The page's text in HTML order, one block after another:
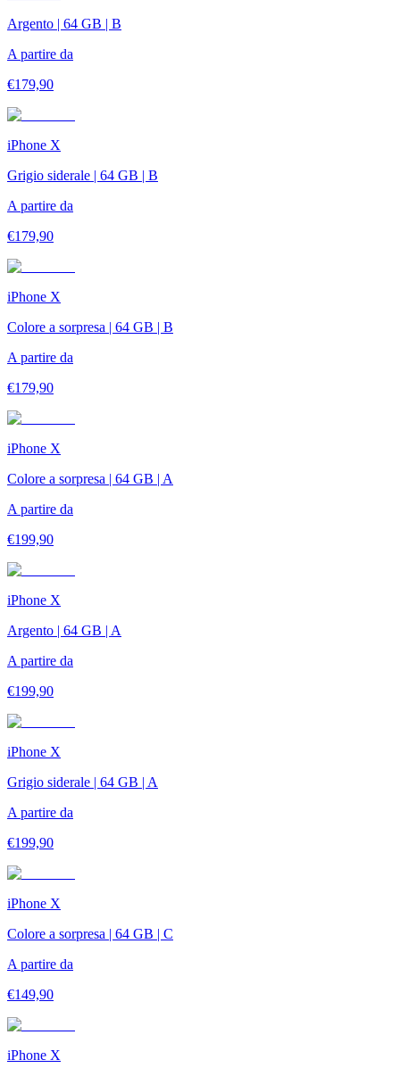
Argento | 64 GB | B
A partire da
€179,90
iPhone X
Grigio siderale | 64 GB | B
A partire da
€179,90
iPhone X
Colore a sorpresa | 64 GB | B
A partire da
€179,90
iPhone X
Colore a sorpresa | 64 GB | A
A partire da
€199,90
iPhone X
Argento | 64 GB | A
A partire da
€199,90
iPhone X
Grigio siderale | 64 GB | A
A partire da
€199,90
iPhone X
Colore a sorpresa | 64 GB | C
A partire da
€149,90
iPhone X